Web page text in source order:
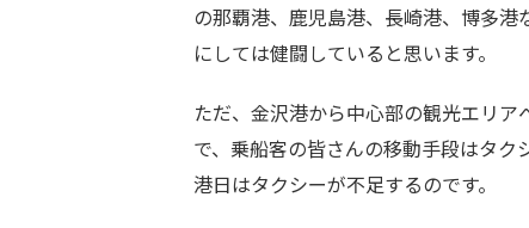
の那覇港、鹿児島港、長崎港、博多
にしては健闘していると思います。
ただ、金沢港から中心部の観光エリ
で、乗船客の皆さんの移動手段はタ
港日はタクシーが不足するのです。